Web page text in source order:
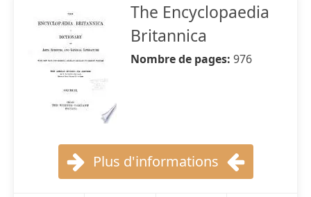
The Encyclopaedia
Britannica
Nombre de pages: 976
Plus d'informations